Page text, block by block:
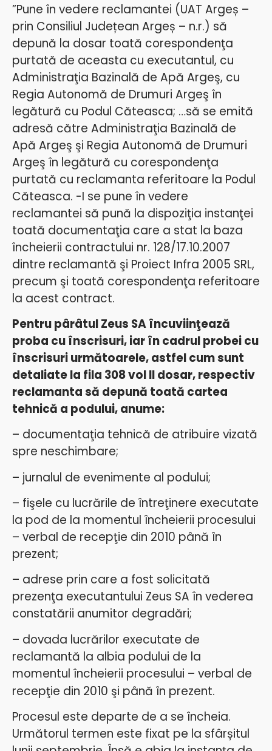
”Pune în vedere reclamantei (UAT Argeș –
prin Consiliul Județean Argeș – n.r.) să
depună la dosar toată corespondenţa
purtată de aceasta cu executantul, cu
Administraţia Bazinală de Apă Argeş, cu
Regia Autonomă de Drumuri Argeş în
legătură cu Podul Căteasca; …să se emită
adresă către Administraţia Bazinală de
Apă Argeş şi Regia Autonomă de Drumuri
Argeş în legătură cu corespondenţa
purtată cu reclamanta referitoare la Podul
Căteasca. -I se pune în vedere
reclamantei să pună la dispoziţia instanţei
toată documentaţia care a stat la baza
încheierii contractului nr. 128/17.10.2007
dintre reclamantă şi Proiect Infra 2005 SRL,
precum şi toată corespondenţa referitoare
la acest contract.
Pentru pârâtul Zeus SA încuviinţează
proba cu înscrisuri, iar în cadrul probei cu
înscrisuri următoarele, astfel cum sunt
detaliate la fila 308 vol II dosar, respectiv
reclamanta să depună toată cartea
tehnică a podului, anume:
– documentaţia tehnică de atribuire vizată
spre neschimbare;
– jurnalul de evenimente al podului;
– fişele cu lucrările de întreţinere executate
la pod de la momentul încheierii procesului
– verbal de recepţie din 2010 până în
prezent;
– adrese prin care a fost solicitată
prezenţa executantului Zeus SA în vederea
constatării anumitor degradări;
– dovada lucrărilor executate de
reclamantă la albia podului de la
momentul încheierii procesului – verbal de
recepţie din 2010 şi până în prezent.
Procesul este departe de a se încheia.
Următorul termen este fixat pe la sfârșitul